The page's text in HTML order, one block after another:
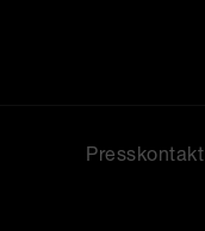
Presskontakt